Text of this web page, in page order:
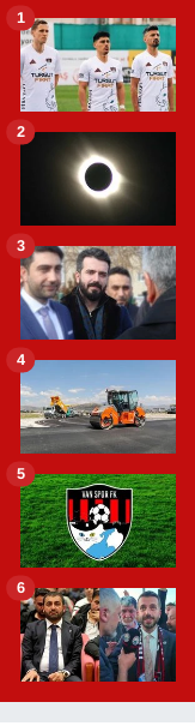
1
2
3
4
5
6